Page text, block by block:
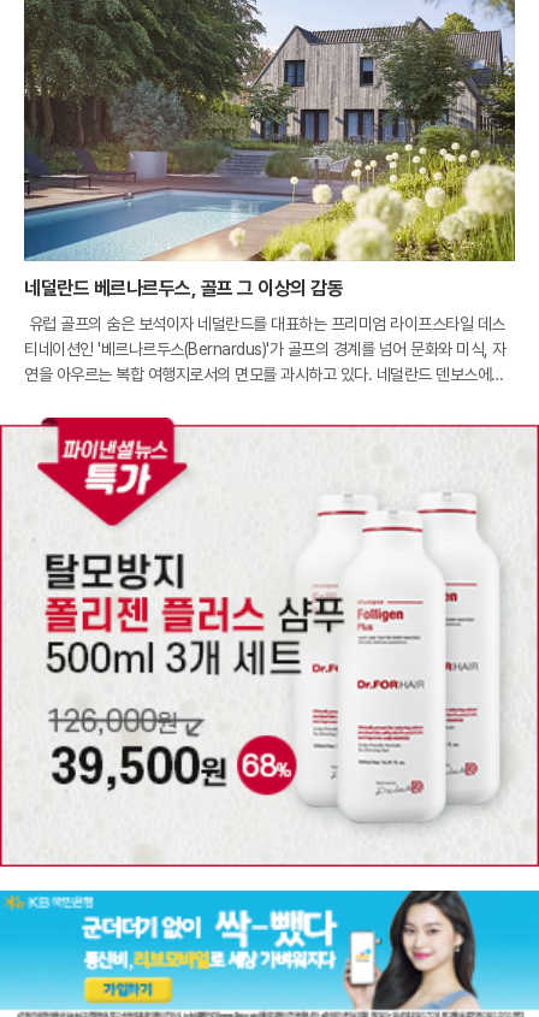
네덜란드 베르나르두스, 골프 그 이상의 감동
유럽 골프의 숨은 보석이자 네덜란드를 대표하는 프리미엄 라이프스타일 데스
티네이션인 '베르나르두스(Bernardus)'가 골프의 경계를 넘어 문화와 미식, 자
연을 아우르는 복합 여행지로서의 면모를 과시하고 있다. 네덜란드 덴보스에서
식을